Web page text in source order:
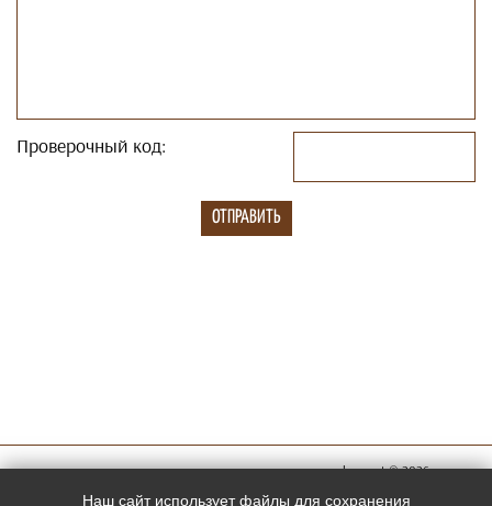
Проверочный код:
megachess.net © 2026
Наш сайт использует файлы для сохранения